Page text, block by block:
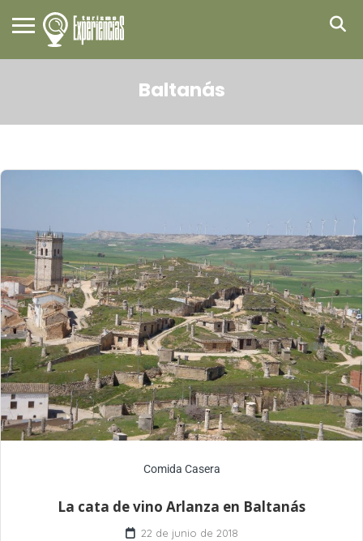
Baltanás
Comida Casera
La cata de vino Arlanza en Baltanás
22 de junio de 2018